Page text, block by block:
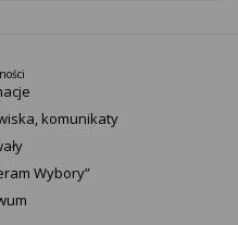
komunikaty
Wybory”